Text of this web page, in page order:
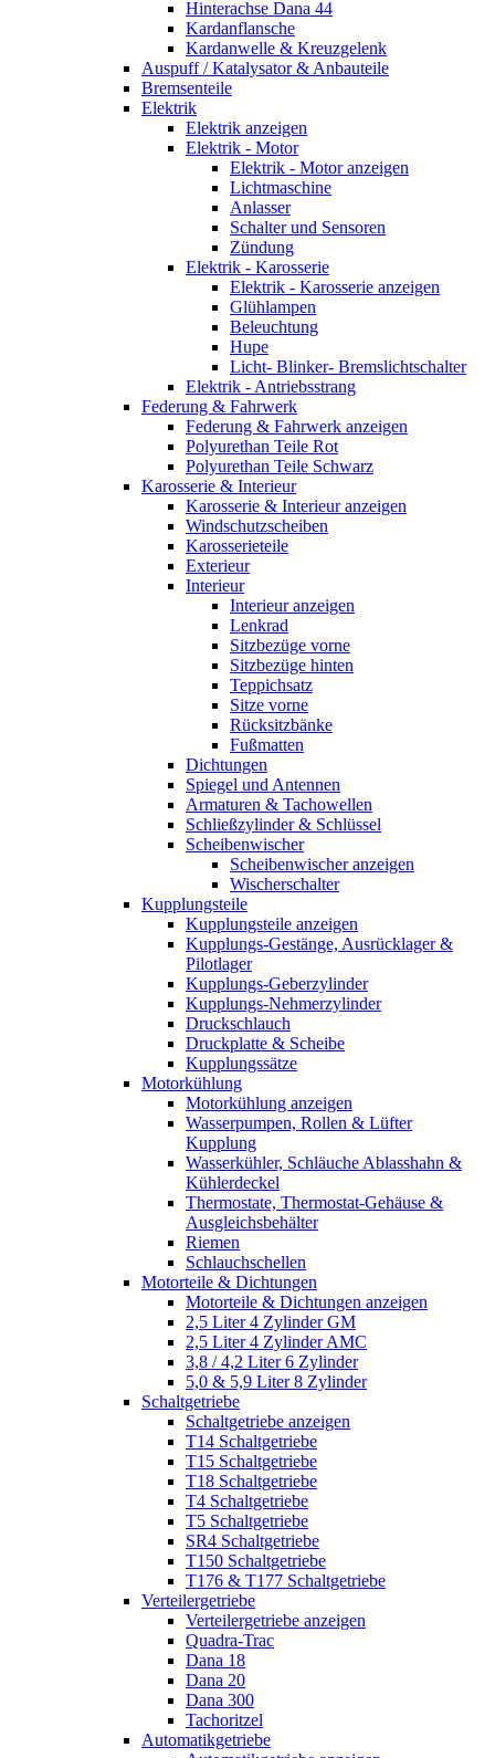
Hinterachse Dana 44
Kardanflansche
Kardanwelle & Kreuzgelenk
Auspuff / Katalysator & Anbauteile
Bremsenteile
Elektrik
Elektrik anzeigen
Elektrik - Motor
Elektrik - Motor anzeigen
Lichtmaschine
Anlasser
Schalter und Sensoren
Zündung
Elektrik - Karosserie
Elektrik - Karosserie anzeigen
Glühlampen
Beleuchtung
Hupe
Licht- Blinker- Bremslichtschalter
Elektrik - Antriebsstrang
Federung & Fahrwerk
Federung & Fahrwerk anzeigen
Polyurethan Teile Rot
Polyurethan Teile Schwarz
Karosserie & Interieur
Karosserie & Interieur anzeigen
Windschutzscheiben
Karosserieteile
Exterieur
Interieur
Interieur anzeigen
Lenkrad
Sitzbezüge vorne
Sitzbezüge hinten
Teppichsatz
Sitze vorne
Rücksitzbänke
Fußmatten
Dichtungen
Spiegel und Antennen
Armaturen & Tachowellen
Schließzylinder & Schlüssel
Scheibenwischer
Scheibenwischer anzeigen
Wischerschalter
Kupplungsteile
Kupplungsteile anzeigen
Kupplungs-Gestänge, Ausrücklager &
Pilotlager
Kupplungs-Geberzylinder
Kupplungs-Nehmerzylinder
Druckschlauch
Druckplatte & Scheibe
Kupplungssätze
Motorkühlung
Motorkühlung anzeigen
Wasserpumpen, Rollen & Lüfter
Kupplung
Wasserkühler, Schläuche Ablasshahn &
Kühlerdeckel
Thermostate, Thermostat-Gehäuse &
Ausgleichsbehälter
Riemen
Schlauchschellen
Motorteile & Dichtungen
Motorteile & Dichtungen anzeigen
2,5 Liter 4 Zylinder GM
2,5 Liter 4 Zylinder AMC
3,8 / 4,2 Liter 6 Zylinder
5,0 & 5,9 Liter 8 Zylinder
Schaltgetriebe
Schaltgetriebe anzeigen
T14 Schaltgetriebe
T15 Schaltgetriebe
T18 Schaltgetriebe
T4 Schaltgetriebe
T5 Schaltgetriebe
SR4 Schaltgetriebe
T150 Schaltgetriebe
T176 & T177 Schaltgetriebe
Verteilergetriebe
Verteilergetriebe anzeigen
Quadra-Trac
Dana 18
Dana 20
Dana 300
Tachoritzel
Automatikgetriebe